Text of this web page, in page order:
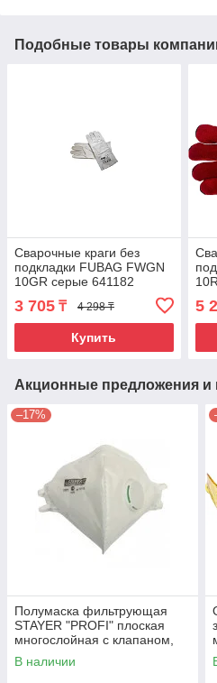
Подобные товары
Сварочные краги без
подкладки FUBAG FWGN
10GR серые 641182
3 705 ₸ 4 298 ₸
Купить
5
Акционные предложения и
–17%
Полумаска фильтрующая
STAYER "PROFI" плоская
многослойная с клапаном,
класс защиты FFP1
В наличии